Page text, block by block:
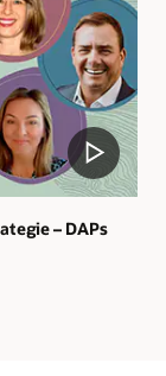
– DAPs